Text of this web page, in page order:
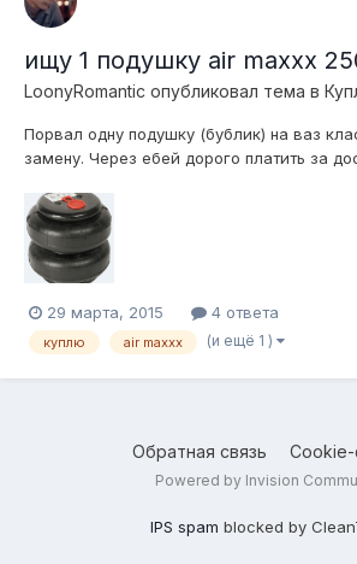
ищу 1 подушку air maxxx
LoonyRomantic опубликовал тема в
Порвал одну подушку (бублик) на ваз
замену. Через ебей дорого платить за
ко всем предложениям. Спасибо.
29 марта, 2015 4 ответа
куплю air maxxx (и ещё 1 )
Обратная связь
Powered by Invision
IPS spam blocked by